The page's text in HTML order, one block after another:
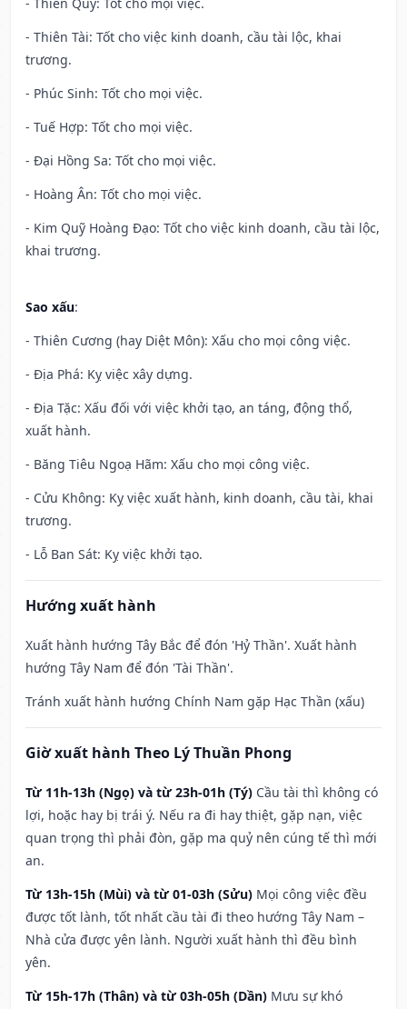
- Thiên Tài: Tốt cho việc kinh doanh, cầu tài lộc, khai
trương.
- Phúc Sinh: Tốt cho mọi việc.
- Tuế Hợp: Tốt cho mọi việc.
- Đại Hồng Sa: Tốt cho mọi việc.
- Hoàng Ân: Tốt cho mọi việc.
- Kim Quỹ Hoàng Đạo: Tốt cho việc kinh doanh, cầu tài lộc,
khai trương.
Sao xấu:
- Thiên Cương (hay Diệt Môn): Xấu cho mọi công việc.
- Địa Phá: Kỵ việc xây dựng.
- Địa Tặc: Xấu đối với việc khởi tạo, an táng, động thổ,
xuất hành.
- Băng Tiêu Ngoạ Hãm: Xấu cho mọi công việc.
- Cửu Không: Kỵ việc xuất hành, kinh doanh, cầu tài, khai
trương.
- Lỗ Ban Sát: Kỵ việc khởi tạo.
Hướng xuất hành
Xuất hành hướng Tây Bắc để đón 'Hỷ Thần'. Xuất hành
hướng Tây Nam để đón 'Tài Thần'.
Tránh xuất hành hướng Chính Nam gặp Hạc Thần (xấu)
Giờ xuất hành Theo Lý Thuần Phong
Từ 11h-13h (Ngọ) và từ 23h-01h (Tý) Cầu tài thì không có
lợi, hoặc hay bị trái ý. Nếu ra đi hay thiệt, gặp nạn, việc
quan trọng thì phải đòn, gặp ma quỷ nên cúng tế thì mới
an.
Từ 13h-15h (Mùi) và từ 01-03h (Sửu) Mọi công việc đều
được tốt lành, tốt nhất cầu tài đi theo hướng Tây Nam –
Nhà cửa được yên lành. Người xuất hành thì đều bình
yên.
Từ 15h-17h (Thân) và từ 03h-05h (Dần) Mưu sự khó